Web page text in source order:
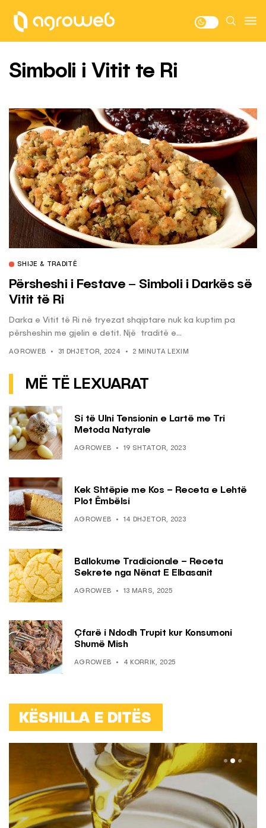
Simboli i Vitit te Ri
SHIJE & TRADITË
Përsheshi i Festave – Simboli i Darkës së
Vitit të Ri
Darka e Vitit të Ri në tryezat shqiptare nuk ka kuptim pa
përsheshin me gjelin e detit. Një traditë e...
AGROWEB 31 DHJETOR, 2024 2 MINUTA LEXIM
MË TË LEXUARAT
Si të Ulni Tensionin e Lartë me Tri
Metoda Natyrale
AGROWEB 19 SHTATOR, 2023
Kek Shtëpie me Kos – Receta e Lehtë
Plot Ëmbëlsi
AGROWEB 14 DHJETOR, 2023
Ballokume Tradicionale – Receta
Sekrete nga Nënat E Elbasanit
AGROWEB 13 MARS, 2025
Çfarë i Ndodh Trupit kur Konsumoni
Shumë Mish
AGROWEB 4 KORRIK, 2025
KËSHILLA E DITËS